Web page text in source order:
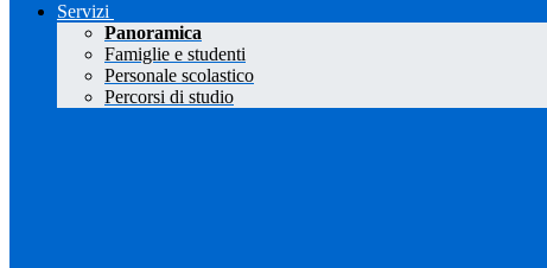
Servizi
Panoramica
Famiglie e studenti
Personale scolastico
Percorsi di studio